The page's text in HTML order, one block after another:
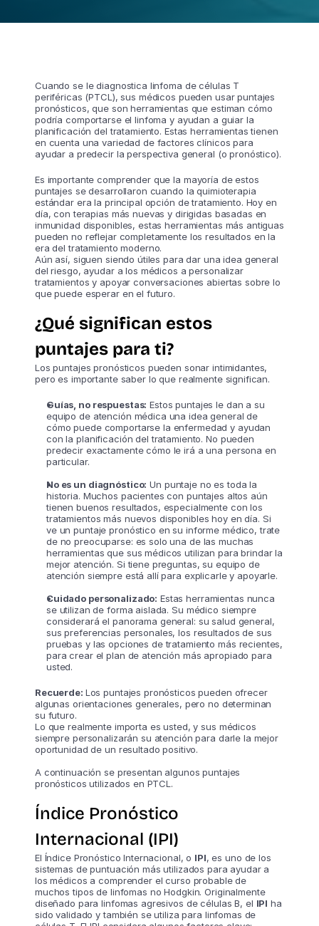
Cuando se le diagnostica linfoma de células T
periféricas (PTCL), sus médicos pueden usar puntajes
pronósticos, que son herramientas que estiman cómo
podría comportarse el linfoma y ayudan a guiar la
planificación del tratamiento. Estas herramientas tienen
en cuenta una variedad de factores clínicos para
ayudar a predecir la perspectiva general (o pronóstico).
Es importante comprender que la mayoría de estos
puntajes se desarrollaron cuando la quimioterapia
estándar era la principal opción de tratamiento. Hoy en
día, con terapias más nuevas y dirigidas basadas en
inmunidad disponibles, estas herramientas más antiguas
pueden no reflejar completamente los resultados en la
era del tratamiento moderno.
Aún así, siguen siendo útiles para dar una idea general
del riesgo, ayudar a los médicos a personalizar
tratamientos y apoyar conversaciones abiertas sobre lo
que puede esperar en el futuro.
¿Qué significan estos
puntajes para ti?
Los puntajes pronósticos pueden sonar intimidantes,
pero es importante saber lo que realmente significan.
Guías, no respuestas: Estos puntajes le dan a su
equipo de atención médica una idea general de
cómo puede comportarse la enfermedad y ayudan
con la planificación del tratamiento. No pueden
predecir exactamente cómo le irá a una persona en
particular.
No es un diagnóstico: Un puntaje no es toda la
historia. Muchos pacientes con puntajes altos aún
tienen buenos resultados, especialmente con los
tratamientos más nuevos disponibles hoy en día. Si
ve un puntaje pronóstico en su informe médico, trate
de no preocuparse: es solo una de las muchas
herramientas que sus médicos utilizan para brindar la
mejor atención. Si tiene preguntas, su equipo de
atención siempre está allí para explicarle y apoyarle.
Cuidado personalizado: Estas herramientas nunca
se utilizan de forma aislada. Su médico siempre
considerará el panorama general: su salud general,
sus preferencias personales, los resultados de sus
pruebas y las opciones de tratamiento más recientes,
para crear el plan de atención más apropiado para
usted.
Recuerde: Los puntajes pronósticos pueden ofrecer
algunas orientaciones generales, pero no determinan
su futuro.
Lo que realmente importa es usted, y sus médicos
siempre personalizarán su atención para darle la mejor
oportunidad de un resultado positivo.
A continuación se presentan algunos puntajes
pronósticos utilizados en PTCL.
Índice Pronóstico
Internacional (IPI)
El Índice Pronóstico Internacional, o IPI, es uno de los
sistemas de puntuación más utilizados para ayudar a
los médicos a comprender el curso probable de
muchos tipos de linfomas no Hodgkin. Originalmente
diseñado para linfomas agresivos de células B, el IPI ha
sido validado y también se utiliza para linfomas de